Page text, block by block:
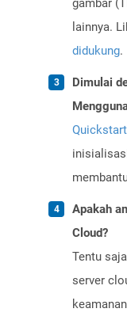
gambar
lainnya.
didukung.
Dimulai
Quickstart
Apakah
Cloud?
Tentu
server